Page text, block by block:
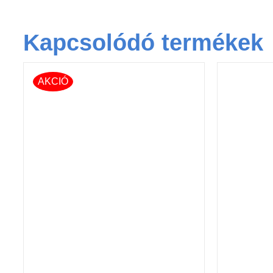
Kapcsolódó termékek
AKCIÓ